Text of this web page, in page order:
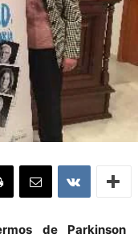
de Parkinson